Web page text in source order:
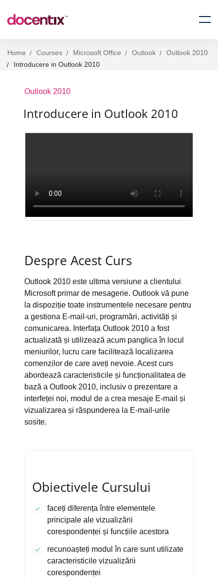
Home Courses Microsoft Office Outlook
Outlook 2010
Introducere in Outlook 2010
Outlook 2010
Introducere in Outlook 2010
Despre Acest Curs
Outlook 2010 este ultima versiune a clientului
Microsoft primar de mesagerie. Outlook vă pune
la dispoziție toate instrumentele necesare pentru
a gestiona E-mail-uri, programări, activități și
comunicarea. Interfața Outlook 2010 a fost
actualizată și utilizează acum panglica în locul
meniurilor, lucru care facilitează localizarea
comenzilor de care aveți nevoie. Acest curs
abordează caracteristicile și funcționalitatea de
bază a Outlook 2010, inclusiv o prezentare a
interfeței noi, modul de a crea mesaje E-mail și
vizualizarea și răspunderea la E-mail-urile
sosite.
Obiectivele Cursului
faceți diferența între elementele
principale ale vizualizării
corespondenței și funcțiile acestora
recunoașteți modul în care sunt utilizate
caracteristicile vizualizării
corespondenței